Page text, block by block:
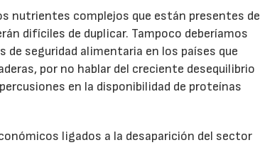
nutrientes complejos que están presentes de
difíciles de duplicar. Tampoco deberíamos
de seguridad alimentaria en los países que
por no hablar del creciente desequilibrio
en la disponibilidad de proteínas
ligados a la desaparición del sector